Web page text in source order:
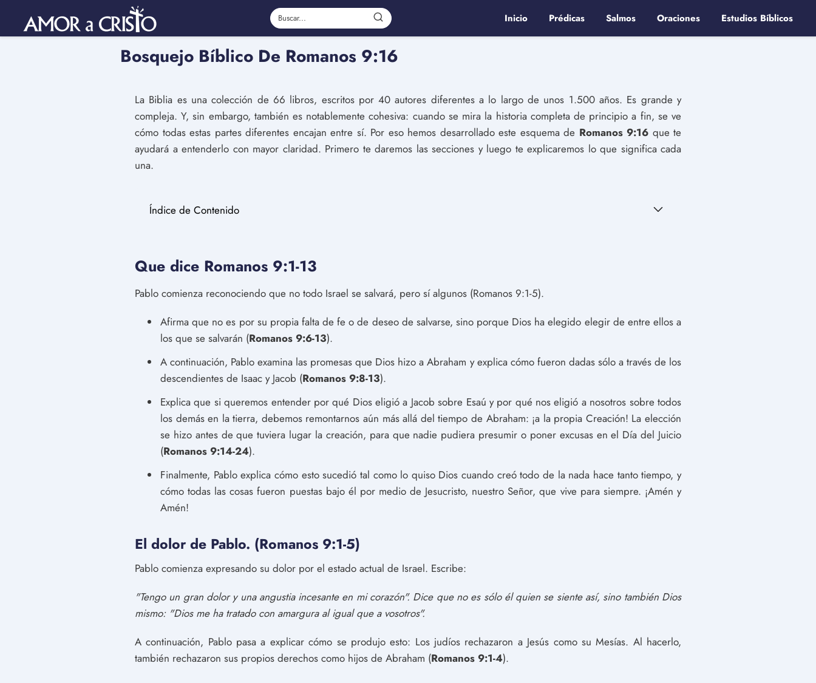
Inicio Prédicas Salmos Oraciones Estudios Bíblicos
Bosquejo Bíblico De Romanos 9:16
La Biblia es una colección de 66 libros, escritos por 40 autores diferentes a lo largo de unos 1.500 años. Es grande y
compleja. Y, sin embargo, también es notablemente cohesiva: cuando se mira la historia completa de principio a fin, se ve
cómo todas estas partes diferentes encajan entre sí. Por eso hemos desarrollado este esquema de Romanos 9:16 que te
ayudará a entenderlo con mayor claridad. Primero te daremos las secciones y luego te explicaremos lo que significa cada
una.
Índice de Contenido
Que dice Romanos 9:1-13
Pablo comienza reconociendo que no todo Israel se salvará, pero sí algunos (Romanos 9:1-5).
Afirma que no es por su propia falta de fe o de deseo de salvarse, sino porque Dios ha elegido elegir de entre ellos a
los que se salvarán (Romanos 9:6-13).
A continuación, Pablo examina las promesas que Dios hizo a Abraham y explica cómo fueron dadas sólo a través de los
descendientes de Isaac y Jacob (Romanos 9:8-13).
Explica que si queremos entender por qué Dios eligió a Jacob sobre Esaú y por qué nos eligió a nosotros sobre todos
los demás en la tierra, debemos remontarnos aún más allá del tiempo de Abraham: ¡a la propia Creación! La elección
se hizo antes de que tuviera lugar la creación, para que nadie pudiera presumir o poner excusas en el Día del Juicio
(Romanos 9:14-24).
Finalmente, Pablo explica cómo esto sucedió tal como lo quiso Dios cuando creó todo de la nada hace tanto tiempo, y
cómo todas las cosas fueron puestas bajo él por medio de Jesucristo, nuestro Señor, que vive para siempre. ¡Amén y
Amén!
El dolor de Pablo. (Romanos 9:1-5)
Pablo comienza expresando su dolor por el estado actual de Israel. Escribe:
"Tengo un gran dolor y una angustia incesante en mi corazón". Dice que no es sólo él quien se siente así, sino también Dios
mismo: "Dios me ha tratado con amargura al igual que a vosotros".
A continuación, Pablo pasa a explicar cómo se produjo esto: Los judíos rechazaron a Jesús como su Mesías. Al hacerlo,
también rechazaron sus propios derechos como hijos de Abraham (Romanos 9:1-4).